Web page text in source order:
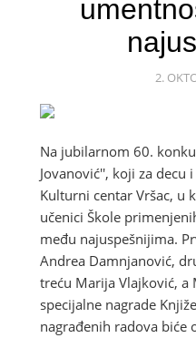
2.
Na jubilarnom 60.
Jovanović'', koji za decu
Kulturni centar Vršac, u
učenici Škole
među najuspešnijima.
Andrea Damnjanović,
treću Marija Vlajković,
specijalne nagrade
nagrađenih radova biće